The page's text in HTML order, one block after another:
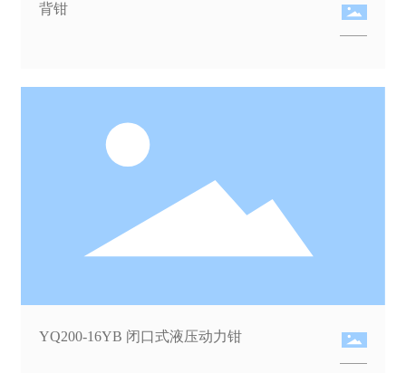
背钳
YQ200-16YB 闭口式液压动力钳